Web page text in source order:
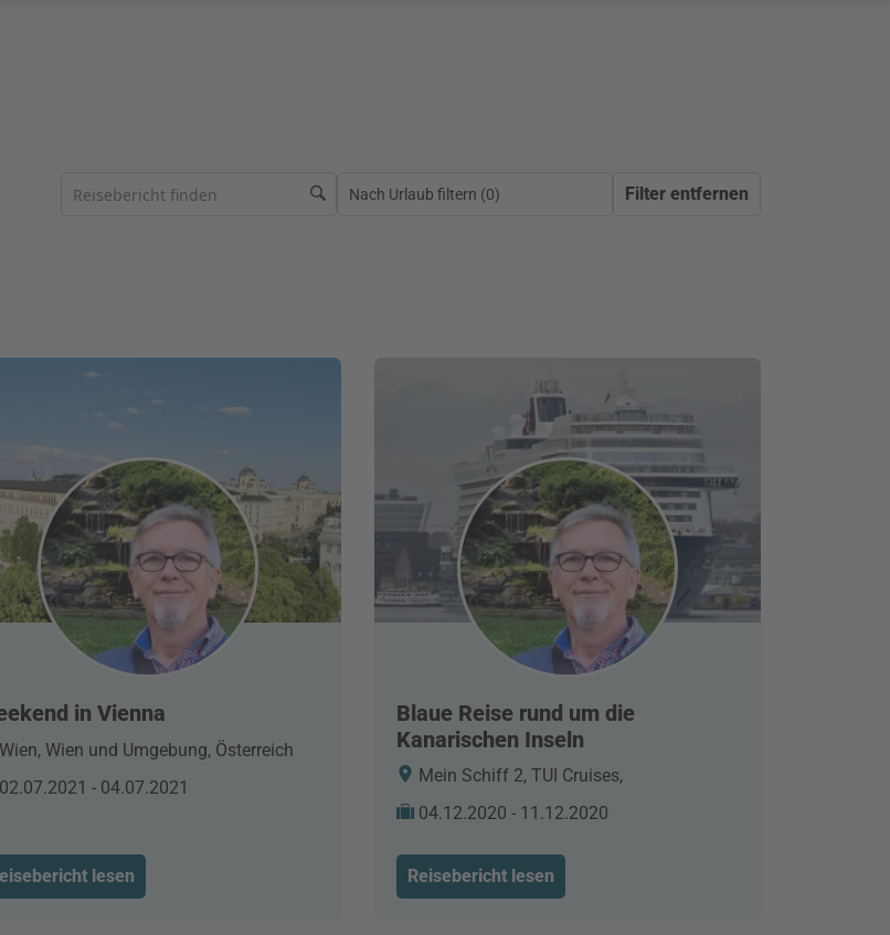
Nach Urlaub filtern (0) Filter entfernen
in Vienna
Wien, Wien und Umgebung, Österreich
02.07.2021 - 04.07.2021
lesen
Blaue Reise rund um die
Kanarischen Inseln
Mein Schiff 2, TUI Cruises,
04.12.2020 - 11.12.2020
Reisebericht lesen